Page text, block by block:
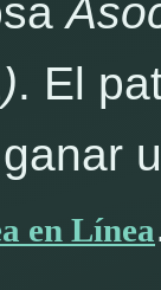
. El
en Línea